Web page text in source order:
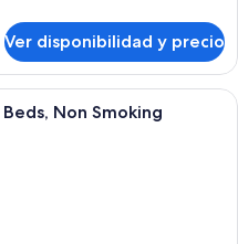
Ver disponibilidad y precio
de hotel con dos camas,
Non Smoking